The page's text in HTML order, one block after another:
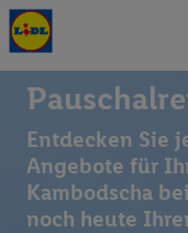
Entdecken Sie
Angebote für
Kambodscha
noch heute